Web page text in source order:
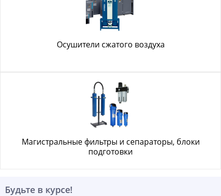
Осушители сжатого воздуха
Магистральные фильтры и сепараторы, блоки
подготовки
Будьте в курсе!